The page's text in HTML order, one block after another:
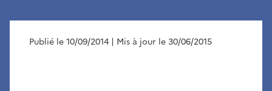
Publié le 10/09/2014 | Mis à jour le 30/06/2015